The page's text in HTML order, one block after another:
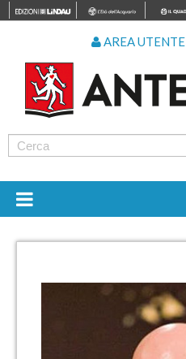
AREA UTENTE